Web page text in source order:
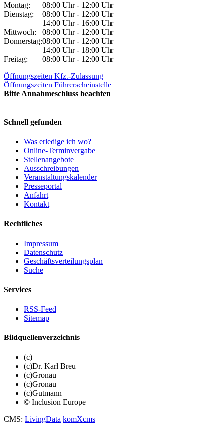
Montag:
08:00 Uhr - 12:00 Uhr
Dienstag:
08:00 Uhr - 12:00 Uhr
14:00 Uhr - 16:00 Uhr
Mittwoch:
08:00 Uhr - 12:00 Uhr
Donnerstag:08:00 Uhr - 12:00 Uhr
14:00 Uhr - 18:00 Uhr
Freitag:
08:00 Uhr - 12:00 Uhr
Öffnungszeiten Kfz.-Zulassung
Öffnungszeiten Führerscheinstelle
Bitte Annahmeschluss beachten
Schnell gefunden
Was erledige ich wo?
Online-Terminvergabe
Stellenangebote
Ausschreibungen
Veranstaltungskalender
Presseportal
Anfahrt
Kontakt
Rechtliches
Impressum
Datenschutz
Geschäftsverteilungsplan
Suche
Services
RSS-Feed
Sitemap
Bildquellenverzeichnis
(c)
(c)Dr. Karl Breu
(c)Gronau
(c)Gronau
(c)Gutmann
© Inclusion Europe
CMS: LivingData komXcms